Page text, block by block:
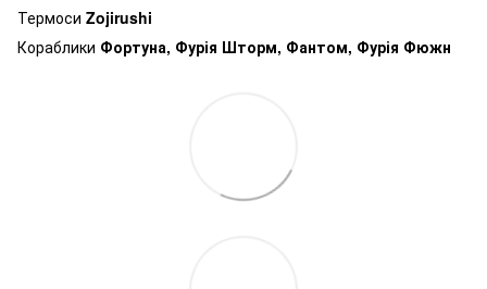
Термоси Zojirushi
Кораблики Фортуна, Фурія Шторм, Фантом, Фурія Фюжн